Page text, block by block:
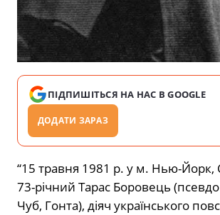
ПІДПИШІТЬСЯ НА НАС В GOOGLE
ДОДАТИ ЗАРАЗ
“15 травня 1981 р. у м. Нью-
73-річний Тарас Боровець
Чуб, Гонта), діяч українського